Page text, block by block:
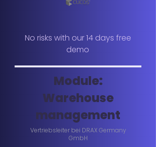
No risks with our 14 days free
demo
Module:
Warehouse
management
Vertriebsleiter bei DRAX Germany
GmbH